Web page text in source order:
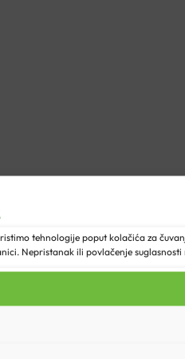
tehnologije poput kolačića za
Nepristanak ili povlačenje